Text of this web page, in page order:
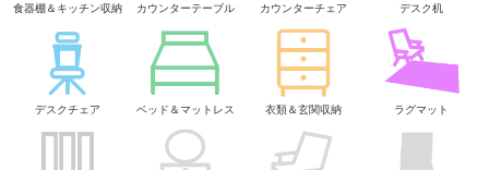
食器棚＆キッチン収納 カウンターテーブル カウンターチェア デスク机
デスクチェア ベッド＆マットレス 衣類＆玄関収納 ラグマット